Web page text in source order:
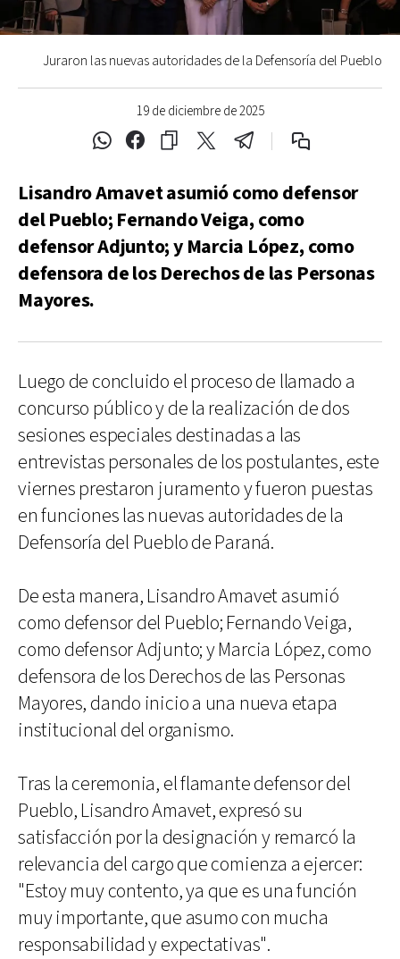
19 de diciembre de 2025
Juraron las nuevas autoridades de la Defensoría del Pueblo
Lisandro Amavet asumió como defensor
del Pueblo; Fernando Veiga, como
defensor Adjunto; y Marcia López, como
defensora de los Derechos de las Personas
Mayores.
Luego de concluido el proceso de llamado a
concurso público y de la realización de dos
sesiones especiales destinadas a las
entrevistas personales de los postulantes, este
viernes prestaron juramento y fueron puestas
en funciones las nuevas autoridades de la
Defensoría del Pueblo de Paraná.
De esta manera, Lisandro Amavet asumió
como defensor del Pueblo; Fernando Veiga,
como defensor Adjunto; y Marcia López, como
defensora de los Derechos de las Personas
Mayores, dando inicio a una nueva etapa
institucional del organismo.
Tras la ceremonia, el flamante defensor del
Pueblo, Lisandro Amavet, expresó su
satisfacción por la designación y remarcó la
relevancia del cargo que comienza a ejercer:
"Estoy muy contento, ya que es una función
muy importante, que asumo con mucha
responsabilidad y expectativas".